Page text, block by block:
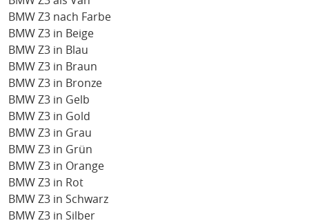
BMW Z3 nach Farbe
BMW Z3 in Beige
BMW Z3 in Blau
BMW Z3 in Braun
BMW Z3 in Bronze
BMW Z3 in Gelb
BMW Z3 in Gold
BMW Z3 in Grau
BMW Z3 in Grün
BMW Z3 in Orange
BMW Z3 in Rot
BMW Z3 in Schwarz
BMW Z3 in Silber